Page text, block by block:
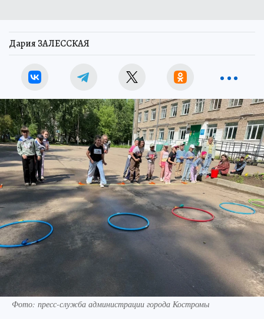
Дария ЗАЛЕССКАЯ
Фото: пресс-служба администрации города Костромы